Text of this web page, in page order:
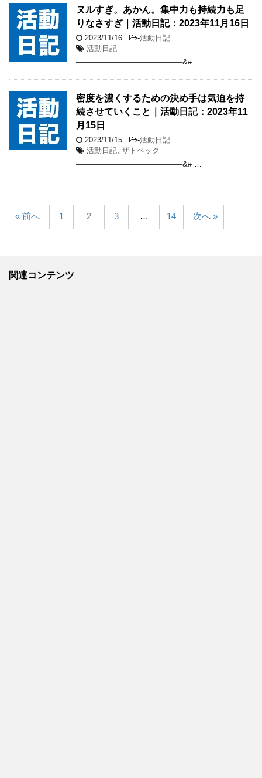
ヌルすぎ。あかん。集中力も持続力も足
りなさすぎ｜活動日記：2023年11月16日
2023/11/16 -活動日記
活動日記
——————————————&# …
密度を濃くするための決め手は気迫を持
続させていくこと｜活動日記：2023年11
月15日
2023/11/15 -活動日記
活動日記 ザトペック
——————————————&# …
« 前へ 1 2 3 … 14 次へ »
関連コンテンツ